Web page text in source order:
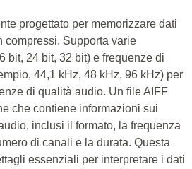
progettato per memorizzare dati
compressi. Supporta varie
bit, 24 bit, 32 bit) e frequenze di
44,1 kHz, 48 kHz, 96 kHz) per
di qualità audio. Un file AIFF
che contiene informazioni sui
inclusi il formato, la frequenza
di canali e la durata. Questa
essenziali per interpretare i dati